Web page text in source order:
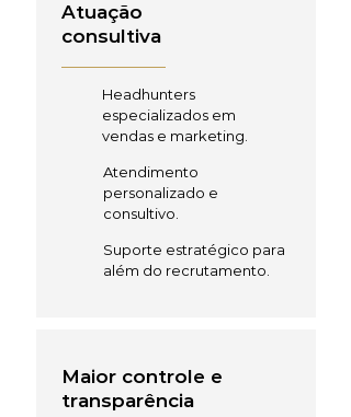
Atuação
consultiva
Headhunters
especializados em
vendas e marketing.
Atendimento
personalizado e
consultivo.
Suporte estratégico para
além do recrutamento.
Maior controle e
transparência